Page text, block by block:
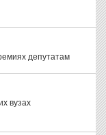
депутатам
вузах